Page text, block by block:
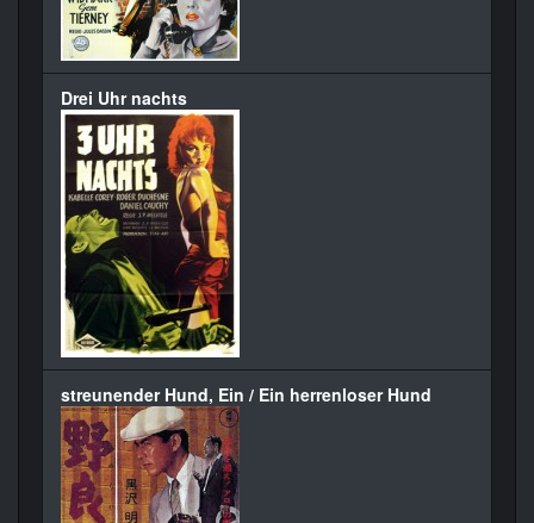
Drei Uhr nachts
streunender Hund, Ein / Ein herrenloser Hund